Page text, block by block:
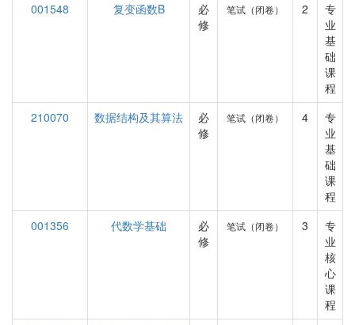
001548
复变函数B
必
修
笔试（闭卷） 2
专
业
基
础
课
程
210070
数据结构及其算法
必
修
笔试（闭卷） 4
专
业
基
础
课
程
001356
代数学基础
必
修
笔试（闭卷） 3
专
业
核
心
课
程